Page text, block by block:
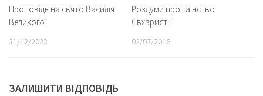
Проповідь на свято Василія
Великого
31/12/2023
Роздуми про Таїнство
Євхаристії
02/07/2016
ЗАЛИШИТИ ВІДПОВІДЬ